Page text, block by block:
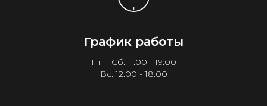
График работы
Пн - Сб: 11:00 - 19:00
Вс: 12:00 - 18:00